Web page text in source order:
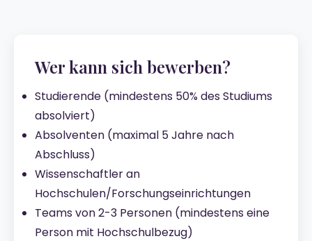
Wer kann sich bewerben?
Studierende (mindestens 50% des Studiums
absolviert)
Absolventen (maximal 5 Jahre nach
Abschluss)
Wissenschaftler an
Hochschulen/Forschungseinrichtungen
Teams von 2-3 Personen (mindestens eine
Person mit Hochschulbezug)